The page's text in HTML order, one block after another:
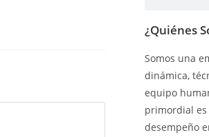
¿Quiénes
Somos una
dinámica,
equipo
primordial es
desempeño